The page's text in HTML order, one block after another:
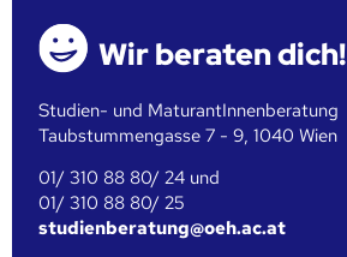
Wir beraten dich!
Studien- und MaturantInnenberatung
Taubstummengasse 7 - 9, 1040 Wien
01/ 310 88 80/ 24 und
01/ 310 88 80/ 25
studienberatung@oeh.ac.at